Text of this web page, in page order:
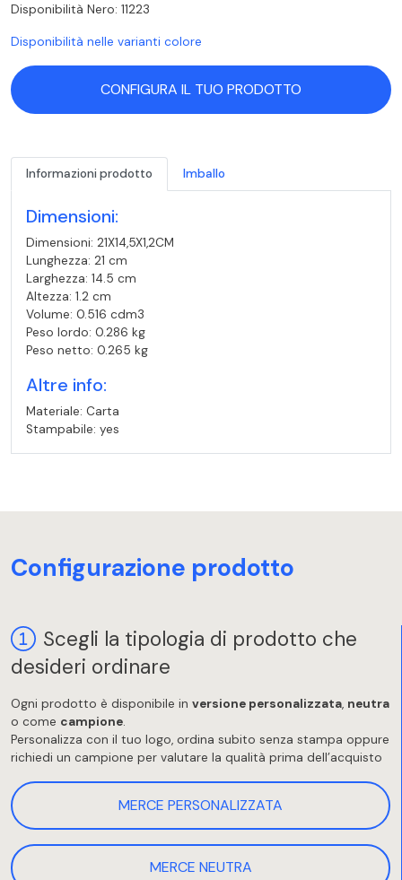
Disponibilità Nero: 11223
Disponibilità nelle varianti colore
CONFIGURA IL TUO PRODOTTO
Informazioni prodotto Imballo
Dimensioni:
Dimensioni: 21X14,5X1,2CM
Lunghezza: 21 cm
Larghezza: 14.5 cm
Altezza: 1.2 cm
Volume: 0.516 cdm3
Peso lordo: 0.286 kg
Peso netto: 0.265 kg
Altre info:
Materiale: Carta
Stampabile: yes
Configurazione prodotto
Scegli la tipologia di prodotto che
desideri ordinare
Ogni prodotto è disponibile in versione personalizzata, neutra
o come campione.
Personalizza con il tuo logo, ordina subito senza stampa oppure
richiedi un campione per valutare la qualità prima dell’acquisto
MERCE PERSONALIZZATA
MERCE NEUTRA